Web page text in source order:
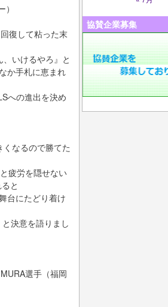
復して粘った末
いけるやろ』と
か手札に恵まれ
への進出を決め
なるので勝てた
疲労を隠せない
と
台にたどり着け
決意を語りまし
選手（福岡
協賛企業募集